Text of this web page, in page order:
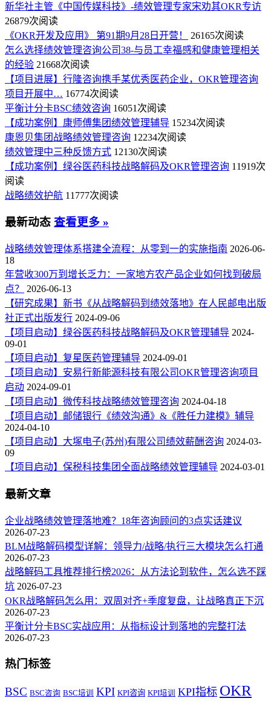
新华社主管《中国传媒科技》-绩效管理专家宋劝其OKR专访
26879次阅读
《OKR开发及应用》 第91期9月28日开营！
26165次阅读
怎么选择绩效管理咨询公司38-与员工幸福感和健康管理相关
的经验 21668次阅读
【项目进展】行隆咨询携手某优秀医药企业，OKR管理咨询
项目开展中… 16774次阅读
平衡计分卡BSC绩效咨询 16051次阅读
【成功案例】康师傅集团绩效管理辅导 15234次阅读
康恩贝集团战略绩效管理咨询 12234次阅读
绩效管理中三种反馈方式 12130次阅读
【成功案例】绿谷医药科技战略解码及OKR管理咨询 11919次
阅读
战略绩效护航 11777次阅读
最新动态 查看更多 »
战略绩效管理体系搭建全流程：从零到一的实施指南 2026-06-
18
年营收300万到增长乏力：一家地方农产品企业如何找到破局
点？
2026-06-13
【研究成果】新书《从战略解码到绩效落地》在人民邮电出版
社正式出版发行 2024-09-06
【项目启动】绿谷医药科技战略解码及OKR管理辅导 2024-
09-01
【项目启动】复星医药管理辅导 2024-09-01
【项目启动】安易行新能源科技有限公司OKR管理咨询项目
启动 2024-09-01
【项目启动】微传科技战略绩效管理咨询 2024-04-18
【项目启动】邮储银行《绩效沟通》&《胜任力建模》辅导
2024-04-10
【项目启动】大塚电子(苏州)有限公司绩效薪酬咨询 2024-03-
09
【项目启动】保税科技集团全面战略绩效管理辅导 2024-03-01
最新文章
企业战略绩效管理落地难？18年咨询顾问的3点实话建议
2026-07-23
BLM战略解码模型详解：领导力/战略/执行三大模块怎么打通
2026-07-23
战略解码工具推荐排行榜2026：从方法论到软件，怎么选不踩
坑 2026-07-23
OKR战略解码怎么用：双周对齐+季度复盘，让战略真正下沉
2026-07-23
平衡计分卡BSC实战应用：从指标设计到落地的完整打法
2026-07-23
热门标签
BSC BSC咨询 BSC培训 KPI KPI咨询 KPI培训 KPI指标 OKR